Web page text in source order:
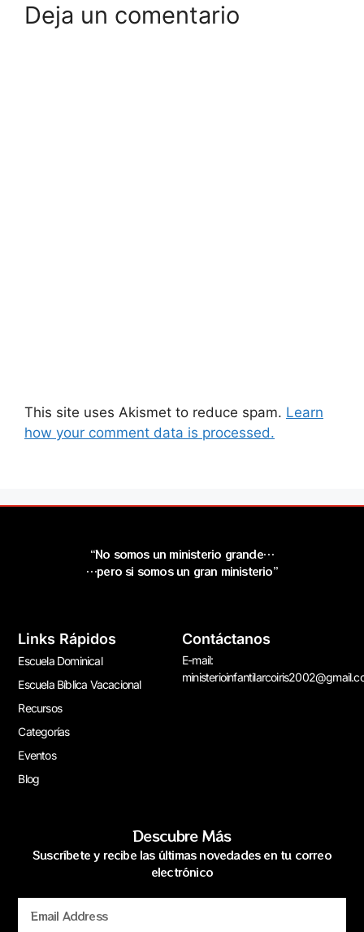
Deja un comentario
This site uses Akismet to reduce spam. Learn
how your comment data is processed.
“No somos un ministerio grande…
…pero si somos un gran ministerio”
Links Rápidos
Escuela Dominical
Escuela Bíblica Vacacional
Recursos
Categorías
Eventos
Blog
Contáctanos
E-mail:
Descubre Más
Suscríbete y recibe las últimas novedades en tu correo
electrónico